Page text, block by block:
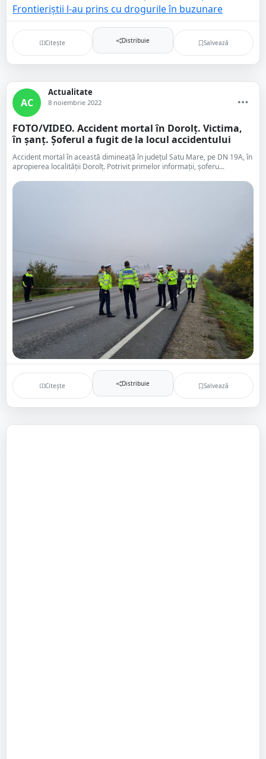
Citește Distribuie Salvează
AC
Actualitate
8 noiembrie 2022
FOTO/VIDEO. Accident mortal în Dorolț. Victima,
în șanț. Șoferul a fugit de la locul accidentului
Accident mortal în această dimineață în județul Satu Mare, pe DN 19A, în
apropierea localității Dorolț. Potrivit primelor informații, șoferu...
Citește Distribuie Salvează